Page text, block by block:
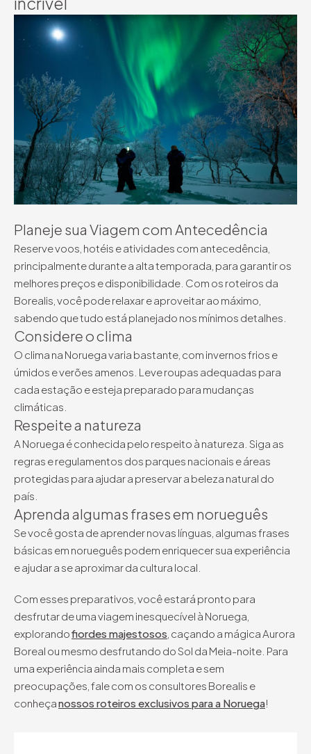
Planeje sua Viagem com Antecedência
Reserve voos, hotéis e atividades com antecedência,
principalmente durante a alta temporada, para garantir os
melhores preços e disponibilidade. Com os roteiros da
Borealis, você pode relaxar e aproveitar ao máximo,
sabendo que tudo está planejado nos mínimos detalhes.
Considere o clima
O clima na Noruega varia bastante, com invernos frios e
úmidos e verões amenos. Leve roupas adequadas para
cada estação e esteja preparado para mudanças
climáticas.
Respeite a natureza
A Noruega é conhecida pelo respeito à natureza. Siga as
regras e regulamentos dos parques nacionais e áreas
protegidas para ajudar a preservar a beleza natural do
país.
Aprenda algumas frases em norueguês
Se você gosta de aprender novas línguas, algumas frases
básicas em norueguês podem enriquecer sua experiência
e ajudar a se aproximar da cultura local.
Com esses preparativos, você estará pronto para
desfrutar de uma viagem inesquecível à Noruega,
explorandofiordes majestosos , caçando a mágica Aurora
Boreal ou mesmo desfrutando do Sol da Meia-noite. Para
uma experiência ainda mais completa e sem
preocupações, fale com os consultores Borealis e
conheçanossos roteiros exclusivos para a Noruega!